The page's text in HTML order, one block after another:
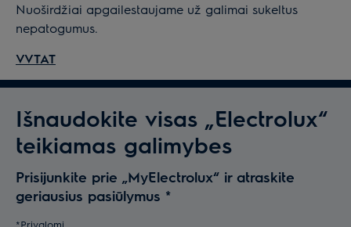
Nuoširdžiai apgailestaujame už galimai sukeltus
nepatogumus.
VVTAT
Išnaudokite visas „Electrolux“
teikiamas galimybes
Prisijunkite prie „MyElectrolux“ ir atraskite
geriausius pasiūlymus *
*Privalomi